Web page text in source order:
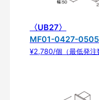
〈UB27〉
MF01-0427-
¥2,780/個（最低発注